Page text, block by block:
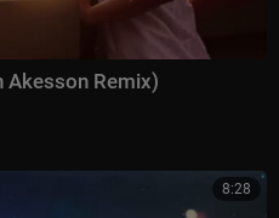
Akesson Remix)
8:28